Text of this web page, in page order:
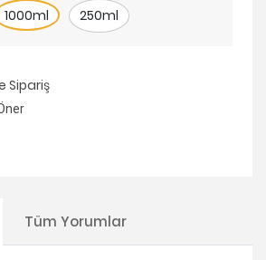
1000ml
250ml
Sipariş
Tüm Yorumlar